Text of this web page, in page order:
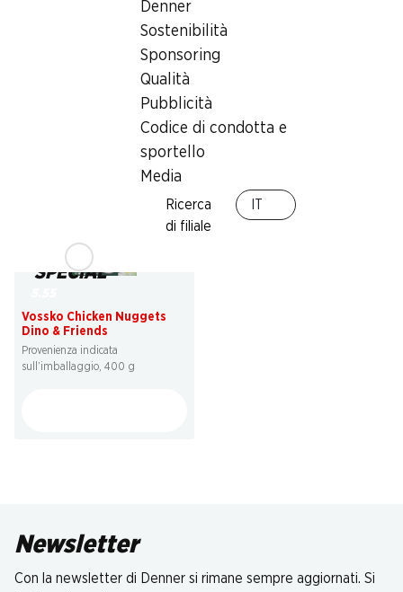
Denner
Sostenibilità
Sponsoring
Qualità
Pubblicità
Codice di condotta e
sportello
Media
Ricerca
di filiale
Gelato Cookie Dough Ben &
6.20
Filetti di pangasio Premium
SPECIAL
Vossko Chicken Nuggets
Dino & Friends
Provenienza indicata
sull’imballaggio, 400 g
Newsletter
Con la newsletter di Denner si rimane sempre aggiornati. Si